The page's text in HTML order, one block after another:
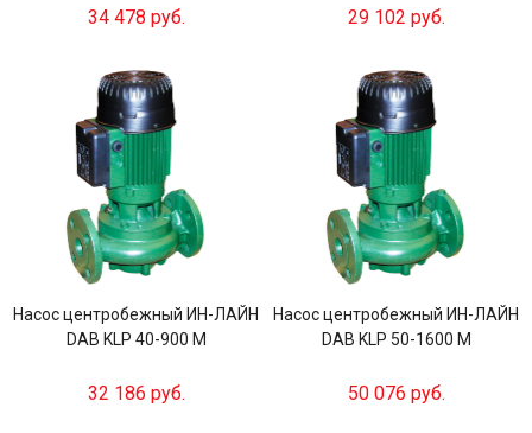
34 478 руб. 29 102 руб.
Насос центробежный ИН-ЛАЙН
DAB KLP 40-900 M
32 186 руб.
Насос центробежный ИН-ЛАЙН
DAB KLP 50-1600 M
50 076 руб.